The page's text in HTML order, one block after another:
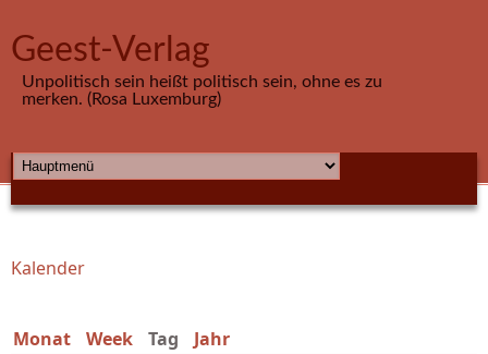
Geest-Verlag
Unpolitisch sein heißt politisch sein, ohne es zu
merken. (Rosa Luxemburg)
HAUPTMENÜ
Sie sind hier
Kalender
Monat Week Tag (aktiver Reiter)
Jahr